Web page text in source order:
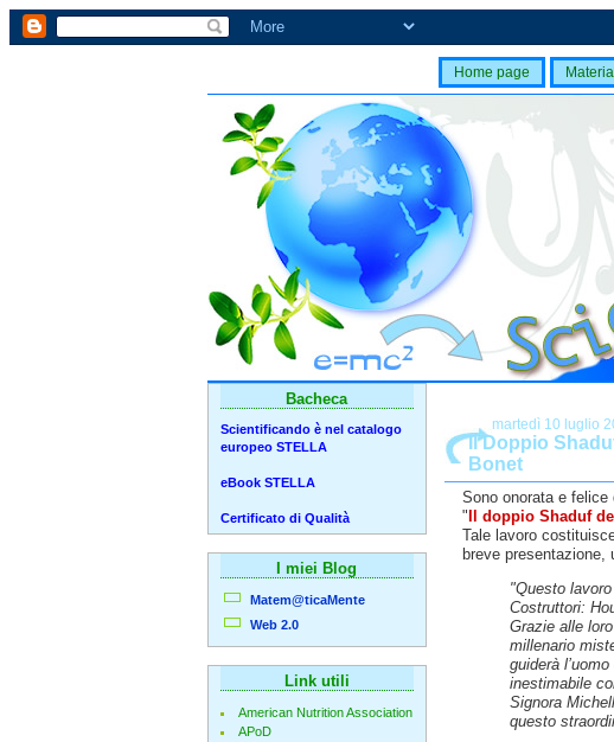
Home page
martedì 10 luglio
Il Doppio
Bonet
Sono onorata e
" Il doppio Shaduf
Tale lavoro
breve
"Questo
Costruttori:
Grazie alle
millenario
guiderà
inestimabile
Signora
questo
Bacheca
Scientificando è nel catalogo
europeo STELLA
eBook STELLA
Certificato di Qualità
I miei Blog
Matem@ticaMente
Web 2.0
Link utili
American Nutrition Association
APoD